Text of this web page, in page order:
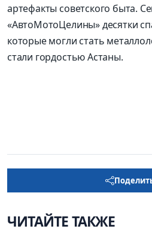
артефакты советского быта.
«АвтоМотоЦелины» десятки
которые могли стать
стали гордостью Астаны.
ЧИТАЙТЕ ТАКЖЕ